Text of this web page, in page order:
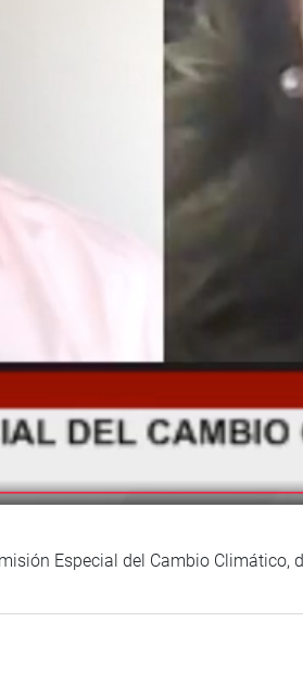
Especial del Cambio Climático,